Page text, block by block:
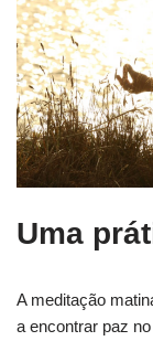
Uma
A meditação
a encontrar paz